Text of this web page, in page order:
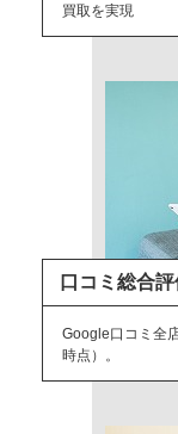
買取を実現
口コミ総合
Google口コミ全
時点）。